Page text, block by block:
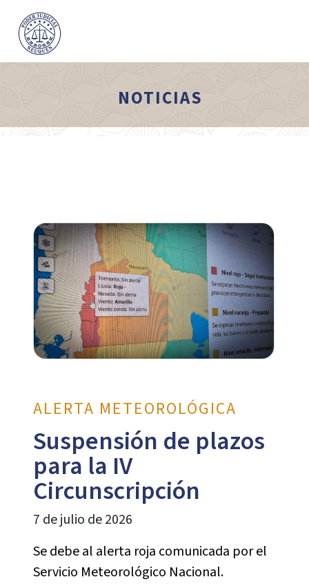
NOTICIAS
ALERTA METEOROLÓGICA
Suspensión de plazos
para la IV
Circunscripción
7 de julio de 2026
Se debe al alerta roja comunicada por el
Servicio Meteorológico Nacional.